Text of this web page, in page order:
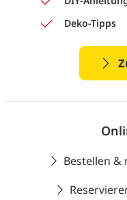
Deko-Tipps
Bestellen &